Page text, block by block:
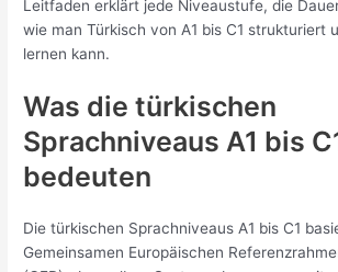
Leitfaden erklärt jede Niveaustufe, die
wie man Türkisch von A1 bis C1 strukturiert
lernen kann.
Was die türkischen
Sprachniveaus A1 bis
bedeuten
Die türkischen Sprachniveaus A1 bis C1
Gemeinsamen Europäischen